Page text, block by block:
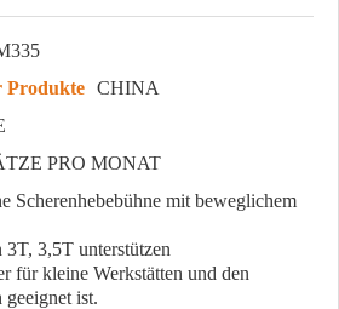
Produkte CHINA
PRO MONAT
Scherenhebebühne mit beweglichem
3,5T unterstützen
für kleine Werkstätten und den
geeignet ist.